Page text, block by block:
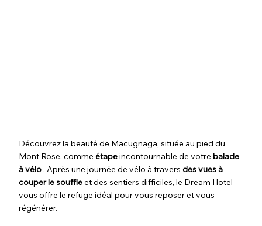
Découvrez la beauté de Macugnaga, située au pied du
Mont Rose, commeétapeincontournable de votrebalade
à vélo . Après une journée de vélo à traversdes vues à
couper le souffleet des sentiers difficiles, le Dream Hotel
vous offre le refuge idéal pour vous reposer et vous
régénérer.